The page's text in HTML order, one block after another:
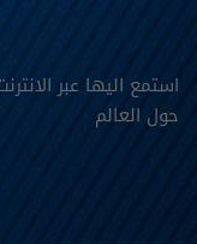
استمع اليها عبر
حول العالم